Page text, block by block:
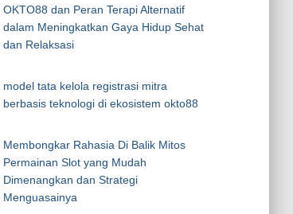
OKTO88 dan Peran Terapi Alternatif
dalam Meningkatkan Gaya Hidup Sehat
dan Relaksasi
model tata kelola registrasi mitra
berbasis teknologi di ekosistem okto88
Membongkar Rahasia Di Balik Mitos
Permainan Slot yang Mudah
Dimenangkan dan Strategi
Menguasainya